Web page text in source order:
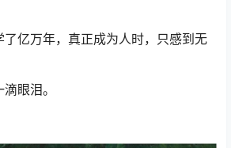
了亿万年，真正成为人时，只感到无
眼泪。